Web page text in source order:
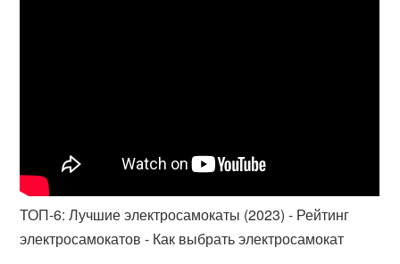
ТОП-6: Лучшие электросамокаты (2023) - Рейтинг
электросамокатов - Как выбрать электросамокат